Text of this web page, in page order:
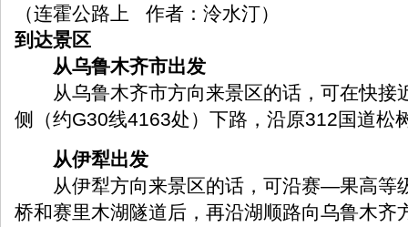
（连霍公路上 作者：泠水汀）
到达景区
从乌鲁木齐市出发
从乌鲁木齐市方向来景区的话，可在快接
侧（约G30线4163处）下路，沿原312国道松
从伊犁出发
从伊犁方向来景区的话，可沿赛—果高等
桥和赛里木湖隧道后，再沿湖顺路向乌鲁木齐